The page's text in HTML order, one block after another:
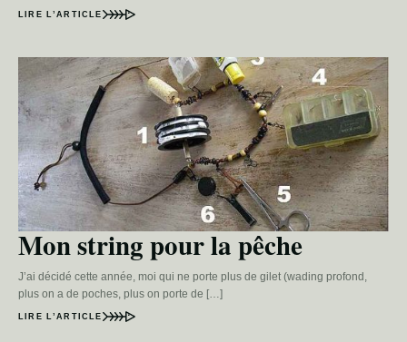
LIRE L’ARTICLE
Mon string pour la pêche
J’ai décidé cette année, moi qui ne porte plus de gilet (wading profond,
plus on a de poches, plus on porte de […]
LIRE L’ARTICLE